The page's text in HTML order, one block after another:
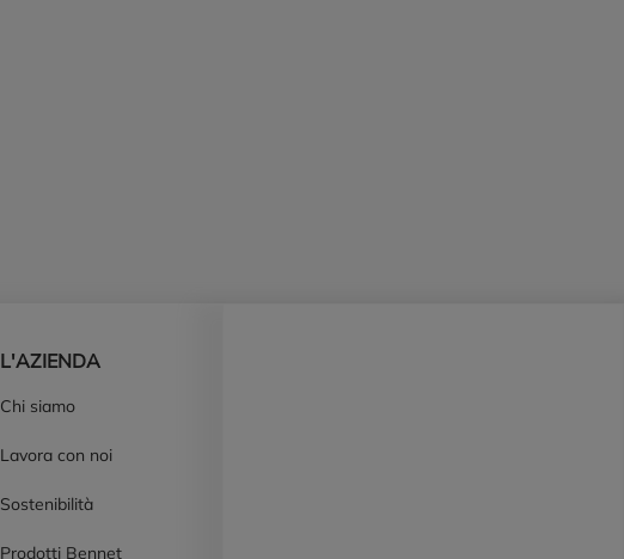
L'AZIENDA
Chi siamo
Lavora con noi
Sostenibilità
Prodotti Bennet